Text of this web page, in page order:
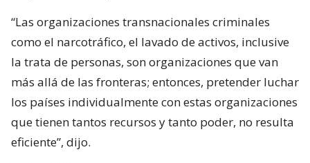
“Las organizaciones transnacionales criminales
como el narcotráfico, el lavado de activos, inclusive
la trata de personas, son organizaciones que van
más allá de las fronteras; entonces, pretender luchar
los países individualmente con estas organizaciones
que tienen tantos recursos y tanto poder, no resulta
eficiente”, dijo.